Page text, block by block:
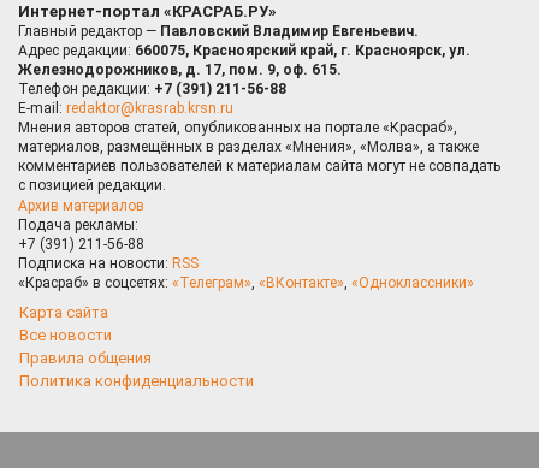
Интернет-портал «КРАСРАБ.РУ»
Главный редактор — Павловский Владимир Евгеньевич.
Адрес редакции: 660075, Красноярский край, г. Красноярск, ул.
Железнодорожников, д. 17, пом. 9, оф. 615.
Телефон редакции: +7 (391) 211-56-88
E-mail: redaktor@krasrab.krsn.ru
Мнения авторов статей, опубликованных на портале «Красраб»,
материалов, размещённых в разделах «Мнения», «Молва», а также
комментариев пользователей к материалам сайта могут не совпадать
с позицией редакции.
Архив материалов
Подача рекламы:
+7 (391) 211-56-88
Подписка на новости: RSS
«Красраб» в соцсетях: «Телеграм», «ВКонтакте», «Одноклассники»
Карта сайта
Все новости
Правила общения
Политика конфиденциальности